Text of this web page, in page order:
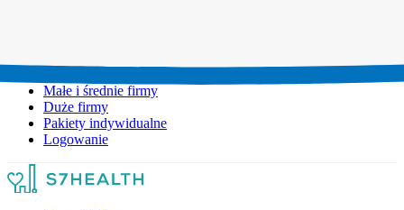
Małe i średnie firmy
Duże firmy
Pakiety indywidualne
Logowanie